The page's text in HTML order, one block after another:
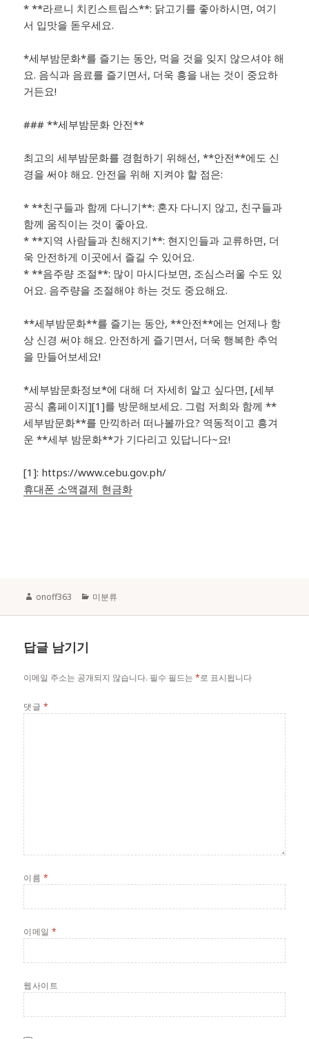
* **라르니 치킨스트립스**: 닭고기를 좋아하시면, 여기
서 입맛을 돋우세요.
*세부밤문화*를 즐기는 동안, 먹을 것을 잊지 않으셔야 해
요. 음식과 음료를 즐기면서, 더욱 흥을 내는 것이 중요하
거든요!
### **세부밤문화 안전**
최고의 세부밤문화를 경험하기 위해선, **안전**에도 신
경을 써야 해요. 안전을 위해 지켜야 할 점은:
* **친구들과 함께 다니기**: 혼자 다니지 않고, 친구들과
함께 움직이는 것이 좋아요.
* **지역 사람들과 친해지기**: 현지인들과 교류하면, 더
욱 안전하게 이곳에서 즐길 수 있어요.
* **음주량 조절**: 많이 마시다보면, 조심스러울 수도 있
어요. 음주량을 조절해야 하는 것도 중요해요.
**세부밤문화**를 즐기는 동안, **안전**에는 언제나 항
상 신경 써야 해요. 안전하게 즐기면서, 더욱 행복한 추억
을 만들어보세요!
*세부밤문화정보*에 대해 더 자세히 알고 싶다면, [세부
공식 홈페이지][1]를 방문해보세요. 그럼 저희와 함께 **
세부밤문화**를 만끽하러 떠나볼까요? 역동적이고 흥겨
운 **세부 밤문화**가 기다리고 있답니다~요!
[1]: https://www.cebu.gov.ph/
휴대폰 소액결제 현금화
Author
onoff363 Categories
미분류
답글 남기기
이메일 주소는 공개되지 않습니다. 필수 필드는*로 표시됩니다
댓글 *
이름 *
이메일*
웹사이트